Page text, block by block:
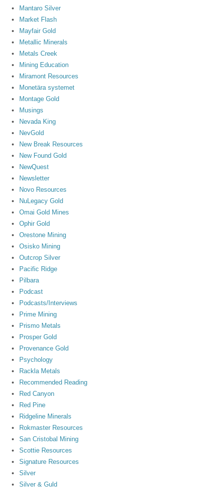
Mantaro Silver
Market Flash
Mayfair Gold
Metallic Minerals
Metals Creek
Mining Education
Miramont Resources
Monetära systemet
Montage Gold
Musings
Nevada King
NevGold
New Break Resources
New Found Gold
NewQuest
Newsletter
Novo Resources
NuLegacy Gold
Omai Gold Mines
Ophir Gold
Orestone Mining
Osisko Mining
Outcrop Silver
Pacific Ridge
Pilbara
Podcast
Podcasts/Interviews
Prime Mining
Prismo Metals
Prosper Gold
Provenance Gold
Psychology
Rackla Metals
Recommended Reading
Red Canyon
Red Pine
Ridgeline Minerals
Rokmaster Resources
San Cristobal Mining
Scottie Resources
Signature Resources
Silver
Silver & Guld